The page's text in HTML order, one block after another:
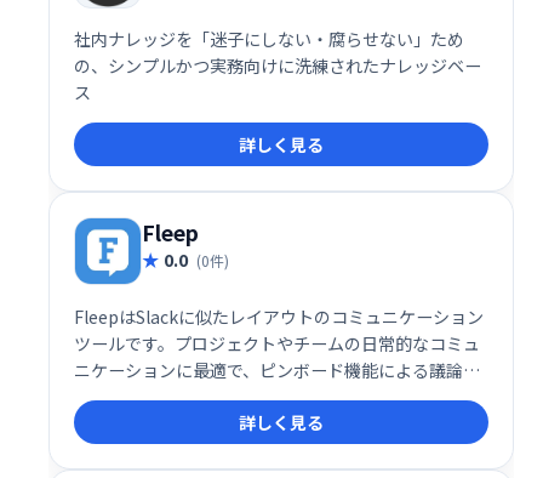
社内ナレッジを「迷子にしない・腐らせない」ため
の、シンプルかつ実務向けに洗練されたナレッジベー
ス
詳しく見る
Fleep
0.0 (0件)
FleepはSlackに似たレイアウトのコミュニケーション
ツールです。プロジェクトやチームの日常的なコミュ
ニケーションに最適で、ピンボード機能による議論の
整理やタスク設定も可能です。ウェブとモバイル両方
からアクセスでき、社外とのコミュニケーションにも
活用できます。
詳しく見る